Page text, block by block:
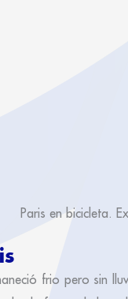
Paris en bicicleta.
frio pero sin